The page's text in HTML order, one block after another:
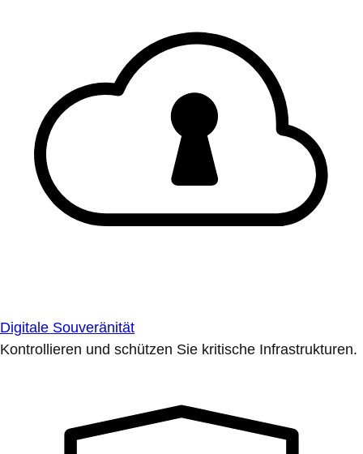
Digitale Souveränität
Kontrollieren und schützen Sie kritische Infrastrukturen.